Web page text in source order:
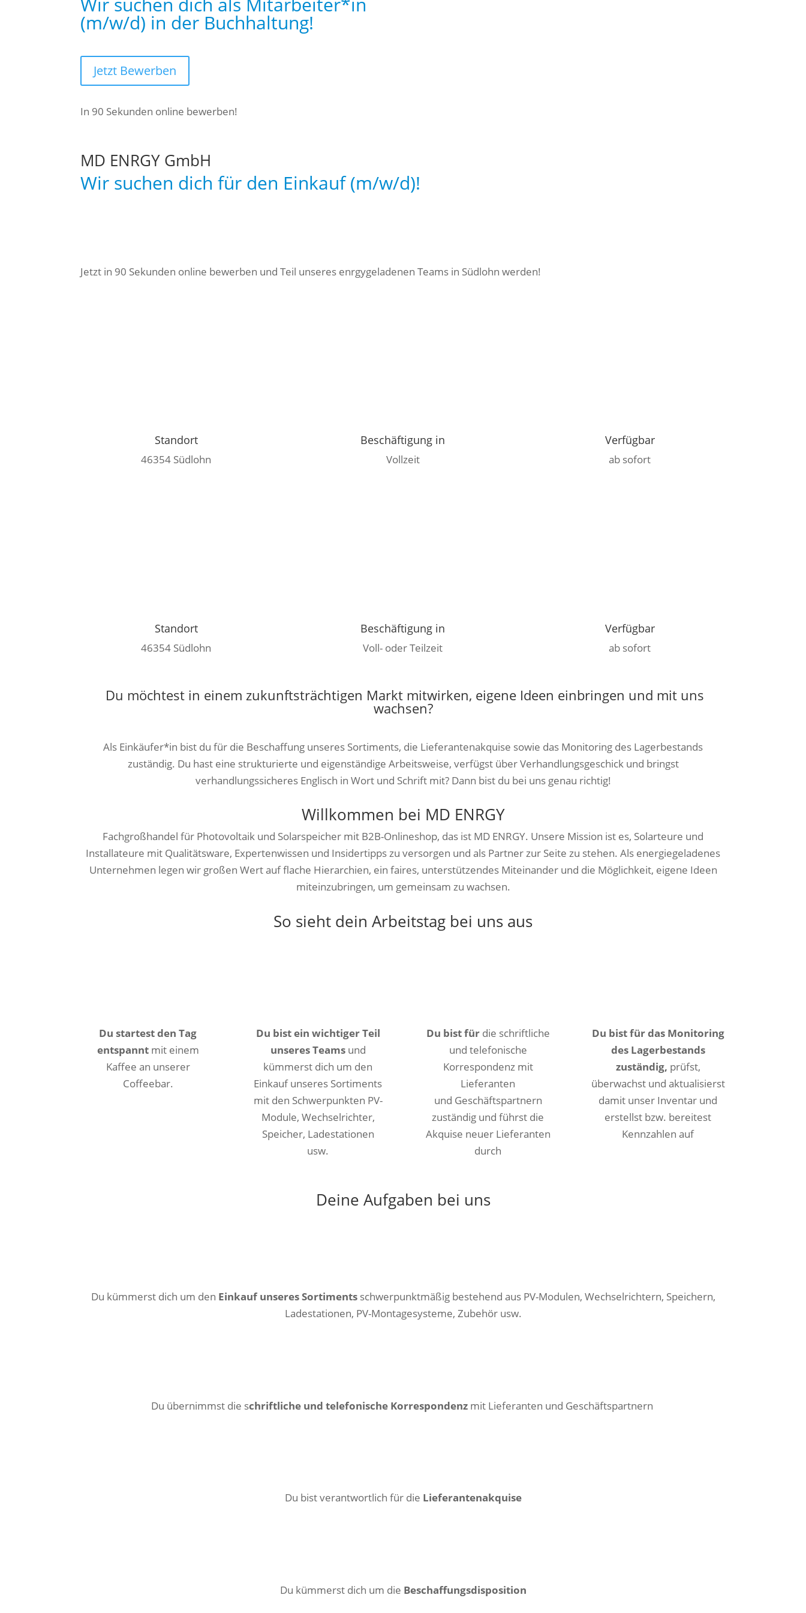
(m/w/d) in der Buchhaltung!
Jetzt Bewerben
In 90 Sekunden online bewerben!
MD ENRGY GmbH
Wir suchen dich für den Einkauf (m/w/d)!
Jetzt in 90 Sekunden online bewerben und Teil unseres enrgygeladenen Teams in Südlohn werden!
Standort
46354 Südlohn
Beschäftigung in
Vollzeit
Verfügbar
ab sofort
Standort
46354 Südlohn
Beschäftigung in
Voll- oder Teilzeit
Verfügbar
ab sofort
Du möchtest in einem zukunftsträchtigen Markt mitwirken, eigene Ideen einbringen und mit uns
wachsen?
Als Einkäufer*in bist du für die Beschaffung unseres Sortiments, die Lieferantenakquise sowie das Monitoring des Lagerbestands
zuständig. Du hast eine strukturierte und eigenständige Arbeitsweise, verfügst über Verhandlungsgeschick und bringst
verhandlungssicheres Englisch in Wort und Schrift mit? Dann bist du bei uns genau richtig!
Willkommen bei MD ENRGY
Fachgroßhandel für Photovoltaik und Solarspeicher mit B2B-Onlineshop, das ist MD ENRGY. Unsere Mission ist es, Solarteure und
Installateure mit Qualitätsware, Expertenwissen und Insidertipps zu versorgen und als Partner zur Seite zu stehen. Als energiegeladenes
Unternehmen legen wir großen Wert auf flache Hierarchien, ein faires, unterstützendes Miteinander und die Möglichkeit, eigene Ideen
miteinzubringen, um gemeinsam zu wachsen.
So sieht dein Arbeitstag bei uns aus
Du startest den Tag
entspanntmit einem
Kaffee an unserer
Coffeebar.
Du bist ein wichtiger Teil
unseres Teamsund
kümmerst dich um den
Einkauf unseres Sortiments
mit den Schwerpunkten PV-
Module, Wechselrichter,
Speicher, Ladestationen
usw.
Du bist für die schriftliche
und telefonische
Korrespondenz mit
Lieferanten
und Geschäftspartnern
zuständig und führst die
Akquise neuer Lieferanten
durch
Du bist für das Monitoring
des Lagerbestands
zuständig, prüfst,
überwachst und aktualisierst
damit unser Inventar und
erstellst bzw. bereitest
Kennzahlen auf
Deine Aufgaben bei uns
Du kümmerst dich um den Einkauf unseres Sortimentsschwerpunktmäßig bestehend aus PV-Modulen, Wechselrichtern, Speichern,
Ladestationen, PV-Montagesysteme, Zubehör usw.
Du übernimmst die schriftliche und telefonische Korrespondenzmit Lieferanten und Geschäftspartnern
Du bist verantwortlich für die Lieferantenakquise
Du kümmerst dich um die Beschaffungsdisposition